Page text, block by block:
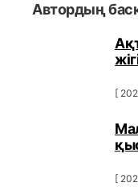
Автордың
[
[